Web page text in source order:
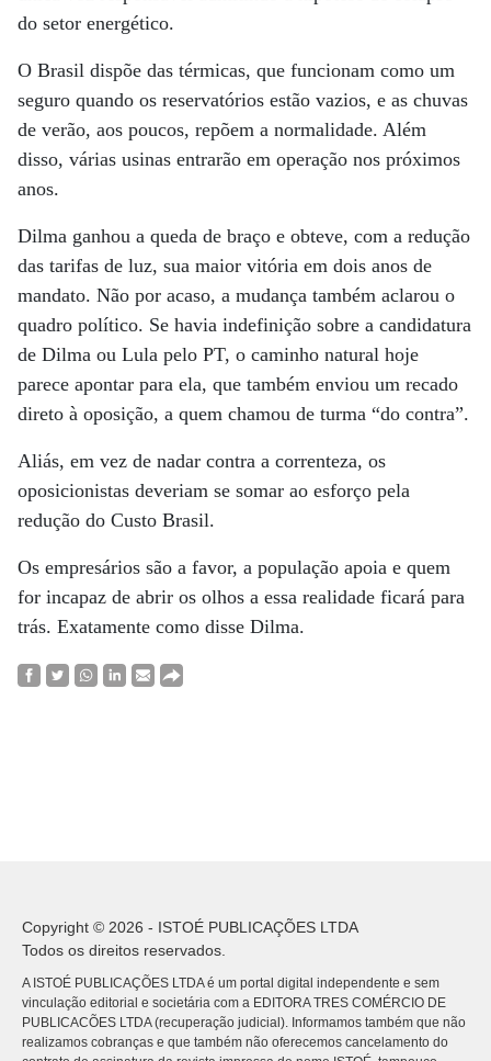
do setor energético.
O Brasil dispõe das térmicas, que funcionam como um
seguro quando os reservatórios estão vazios, e as chuvas
de verão, aos poucos, repõem a normalidade. Além
disso, várias usinas entrarão em operação nos próximos
anos.
Dilma ganhou a queda de braço e obteve, com a redução
das tarifas de luz, sua maior vitória em dois anos de
mandato. Não por acaso, a mudança também aclarou o
quadro político. Se havia indefinição sobre a candidatura
de Dilma ou Lula pelo PT, o caminho natural hoje
parece apontar para ela, que também enviou um recado
direto à oposição, a quem chamou de turma “do contra”.
Aliás, em vez de nadar contra a correnteza, os
oposicionistas deveriam se somar ao esforço pela
redução do Custo Brasil.
Os empresários são a favor, a população apoia e quem
for incapaz de abrir os olhos a essa realidade ficará para
trás. Exatamente como disse Dilma.
Copyright © 2026 - ISTOÉ PUBLICAÇÕES LTDA
Todos os direitos reservados.
A ISTOÉ PUBLICAÇÕES LTDA é um portal digital independente e sem
vinculação editorial e societária com a EDITORA TRES COMÉRCIO DE
PUBLICACÕES LTDA (recuperação judicial). Informamos também que não
realizamos cobranças e que também não oferecemos cancelamento do